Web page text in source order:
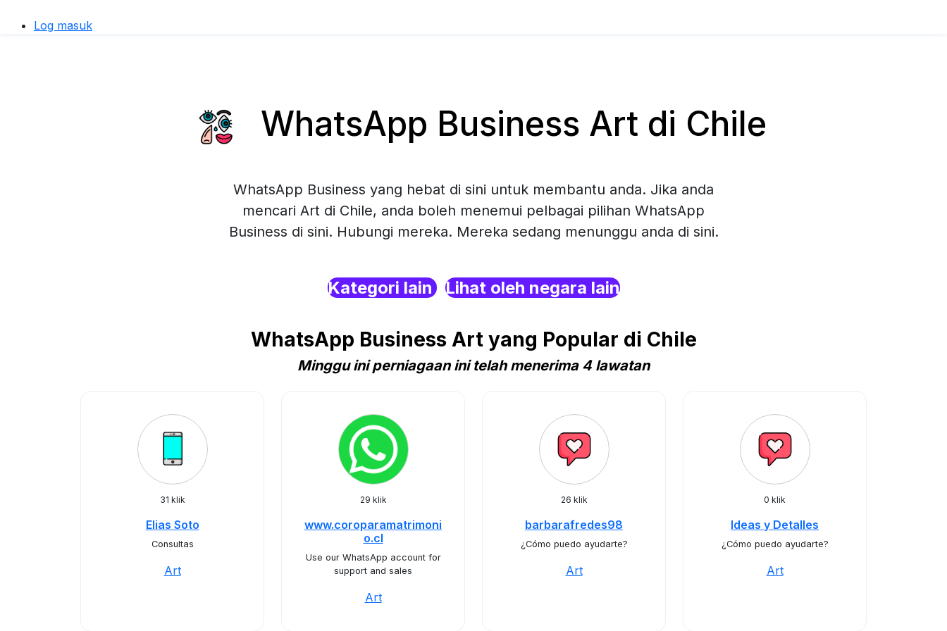
Log masuk
WhatsApp Business Art di Chile
WhatsApp Business yang hebat di sini untuk membantu anda. Jika anda
mencari Art di Chile, anda boleh menemui pelbagai pilihan WhatsApp
Business di sini. Hubungi mereka. Mereka sedang menunggu anda di sini.
Kategori lain Lihat oleh negara lain
WhatsApp Business Art yang Popular di Chile
Minggu ini perniagaan ini telah menerima 4 lawatan
31 klik
Elias Soto
Consultas
Art
29 klik
www.coroparamatrimoni
o.cl
Use our WhatsApp account for
support and sales
Art
26 klik
barbarafredes98
¿Cómo puedo ayudarte?
Art
0 klik
Ideas y Detalles
¿Cómo puedo ayudarte?
Art